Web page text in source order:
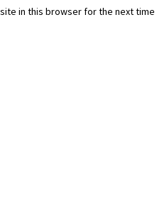
in this browser for the next time